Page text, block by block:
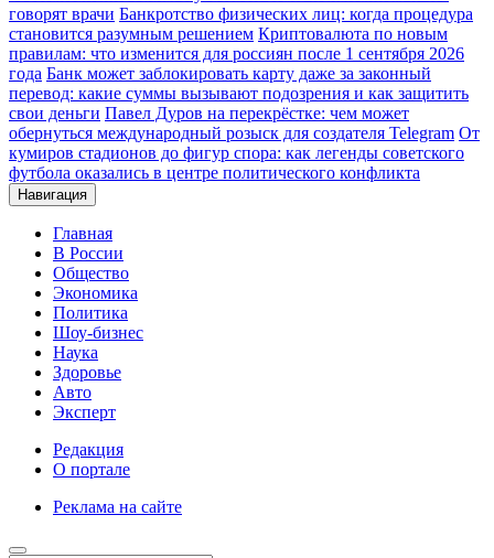
говорят врачи Банкротство физических лиц: когда процедура
становится разумным решением Криптовалюта по новым
правилам: что изменится для россиян после 1 сентября 2026
года Банк может заблокировать карту даже за законный
перевод: какие суммы вызывают подозрения и как защитить
свои деньги Павел Дуров на перекрёстке: чем может
обернуться международный розыск для создателя Telegram От
кумиров стадионов до фигур спора: как легенды советского
футбола оказались в центре политического конфликта
Навигация
Главная
В России
Общество
Экономика
Политика
Шоу-бизнес
Наука
Здоровье
Авто
Эксперт
Редакция
О портале
Реклама на сайте